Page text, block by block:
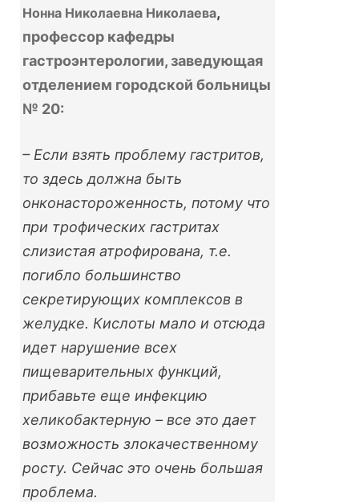
Нонна Николаевна Николаева,
профессор кафедры
гастроэнтерологии, заведующая
отделением городской больницы
№ 20:
– Если взять проблему гастритов,
то здесь должна быть
онконастороженность, потому что
при трофических гастритах
слизистая атрофирована, т.е.
погибло большинство
секретирующих комплексов в
желудке. Кислоты мало и отсюда
идет нарушение всех
пищеварительных функций,
прибавьте еще инфекцию
хеликобактерную – все это дает
возможность злокачественному
росту. Сейчас это очень большая
проблема.